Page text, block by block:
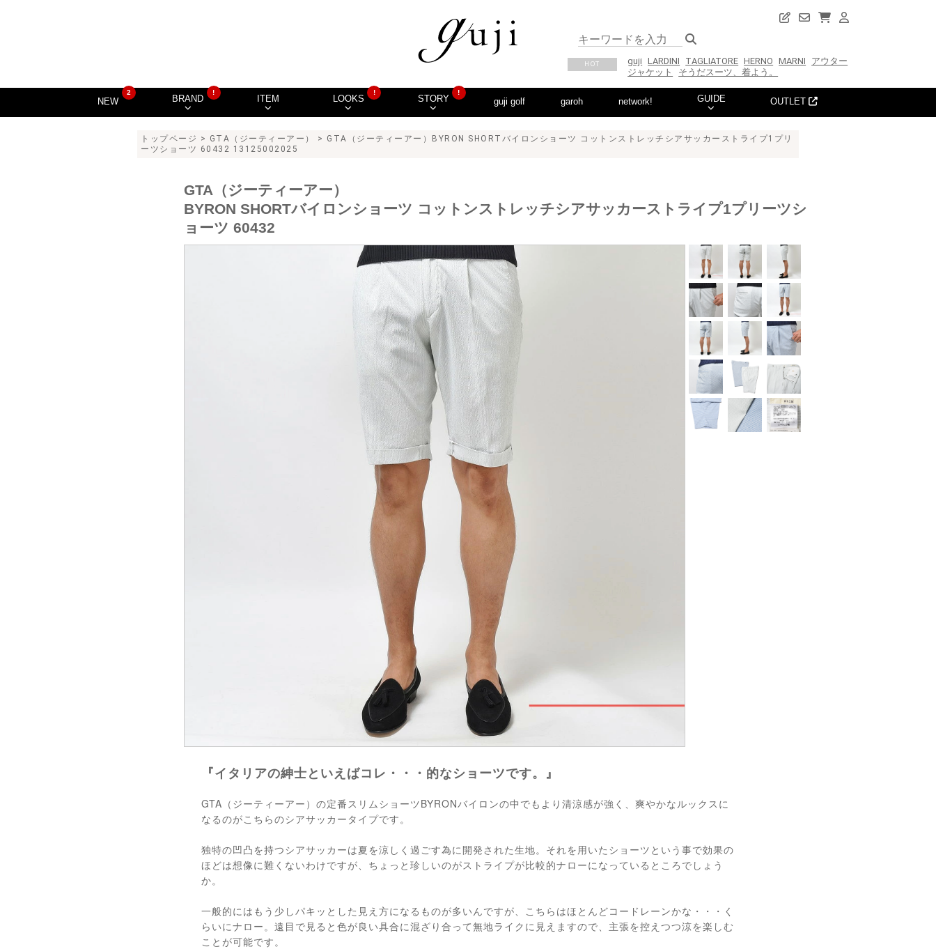
HOT guji LARDINI TAGLIATORE HERNO MARNI
アウター
ジャケット
そうだスーツ、着よう。
NEW
2
BRAND
!
ITEM LOOKS
!
STORY
!
guji golf garoh network! GUIDE OUTLET
トップページ > GTA（ジーティーアー）
> GTA（ジーティーアー）BYRON SHORTバイロンショーツ コットンストレッチシアサッカーストライプ1プリ
ーツショーツ 60432 13125002025
『イタリアの紳士といえばコレ・・・的なショーツです。』
GTA（ジーティーアー）の定番スリムショーツBYRONバイロンの中でもより清涼感が強く、爽やかなルックスに
なるのがこちらのシアサッカータイプです。
独特の凹凸を持つシアサッカーは夏を涼しく過ごす為に開発された生地。それを用いたショーツという事で効果の
ほどは想像に難くないわけですが、ちょっと珍しいのがストライプが比較的ナローになっているところでしょう
か。
一般的にはもう少しパキッとした見え方になるものが多いんですが、こちらはほとんどコードレーンかな・・・く
らいにナロー。遠目で見ると色が良い具合に混ざり合って無地ライクに見えますので、主張を控えつつ涼を楽しむ
ことが可能です。